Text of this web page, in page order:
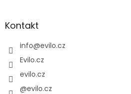
aKontakt
info@evilo.cz
Evilo.cz
evilo.cz
@evilo.cz